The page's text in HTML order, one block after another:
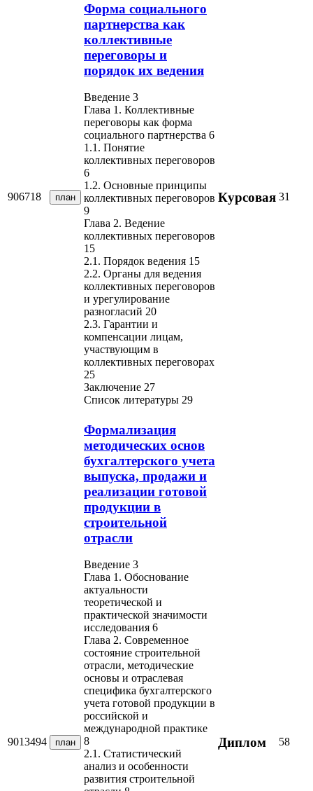
906718 план
Форма социального
партнерства как
коллективные
переговоры и
порядок их ведения
Введение 3
Глава 1. Коллективные
переговоры как форма
социального партнерства 6
1.1. Понятие
коллективных переговоров
6
1.2. Основные принципы
коллективных переговоров
9
Глава 2. Ведение
коллективных переговоров
15
2.1. Порядок ведения 15
2.2. Органы для ведения
коллективных переговоров
и урегулирование
разногласий 20
2.3. Гарантии и
компенсации лицам,
участвующим в
коллективных переговорах
25
Заключение 27
Список литературы 29
Курсовая 31
9013494 план
Формализация
методических основ
бухгалтерского учета
выпуска, продажи и
реализации готовой
продукции в
строительной
отрасли
Введение 3
Глава 1. Обоснование
актуальности
теоретической и
практической значимости
исследования 6
Глава 2. Современное
состояние строительной
отрасли, методические
основы и отраслевая
специфика бухгалтерского
учета готовой продукции в
российской и
международной практике
8
2.1. Статистический
анализ и особенности
развития строительной
Диплом 58